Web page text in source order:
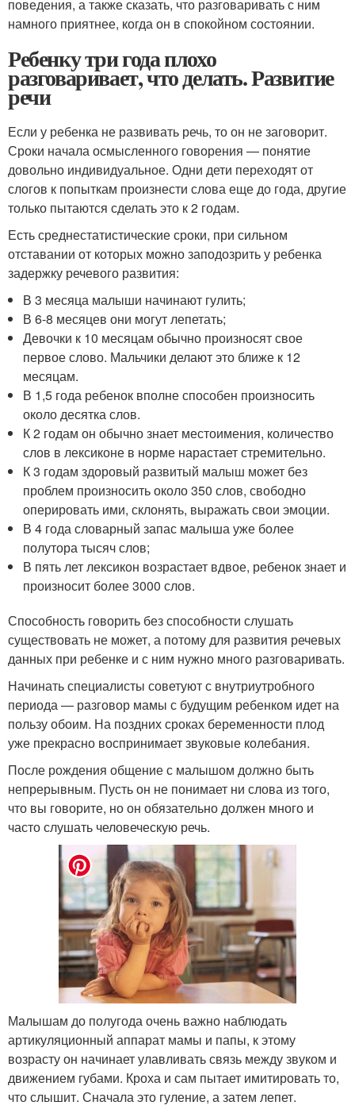
поведения, а также сказать, что разговаривать с ним
намного приятнее, когда он в спокойном состоянии.
Ребенку три года плохо
разговаривает, что делать. Развитие
речи
Если у ребенка не развивать речь, то он не заговорит.
Сроки начала осмысленного говорения — понятие
довольно индивидуальное. Одни дети переходят от
слогов к попыткам произнести слова еще до года, другие
только пытаются сделать это к 2 годам.
Есть среднестатистические сроки, при сильном
отставании от которых можно заподозрить у ребенка
задержку речевого развития:
В 3 месяца малыши начинают гулить;
В 6-8 месяцев они могут лепетать;
Девочки к 10 месяцам обычно произносят свое
первое слово. Мальчики делают это ближе к 12
месяцам.
В 1,5 года ребенок вполне способен произносить
около десятка слов.
К 2 годам он обычно знает местоимения, количество
слов в лексиконе в норме нарастает стремительно.
К 3 годам здоровый развитый малыш может без
проблем произносить около 350 слов, свободно
оперировать ими, склонять, выражать свои эмоции.
В 4 года словарный запас малыша уже более
полутора тысяч слов;
В пять лет лексикон возрастает вдвое, ребенок знает и
произносит более 3000 слов.
Способность говорить без способности слушать
существовать не может, а потому для развития речевых
данных при ребенке и с ним нужно много разговаривать.
Начинать специалисты советуют с внутриутробного
периода — разговор мамы с будущим ребенком идет на
пользу обоим. На поздних сроках беременности плод
уже прекрасно воспринимает звуковые колебания.
После рождения общение с малышом должно быть
непрерывным. Пусть он не понимает ни слова из того,
что вы говорите, но он обязательно должен много и
часто слушать человеческую речь.
Малышам до полугода очень важно наблюдать
артикуляционный аппарат мамы и папы, к этому
возрасту он начинает улавливать связь между звуком и
движением губами. Кроха и сам пытает имитировать то,
что слышит. Сначала это гуление, а затем лепет.